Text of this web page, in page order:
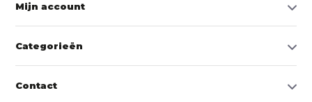
Mijn account
Categorieën
Contact